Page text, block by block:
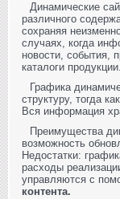
Динамические
различного
сохраняя
случаях, когда
новости, события,
каталоги продукции.
Графика
структуру, тогда
Вся информация
Преимущества
возможность
Недостатки:
расходы
управляются с
контента.